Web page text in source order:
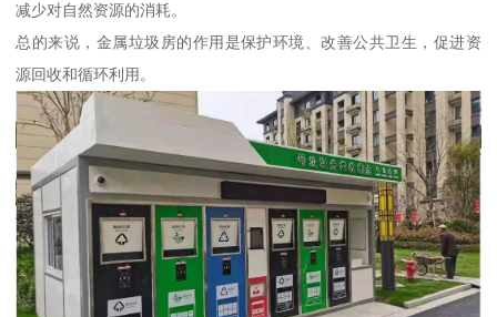
减少对自然资源的消耗。
总的来说，金属垃圾房的作用是保护环境、改善公共卫生，促进资
源回收和循环利用。